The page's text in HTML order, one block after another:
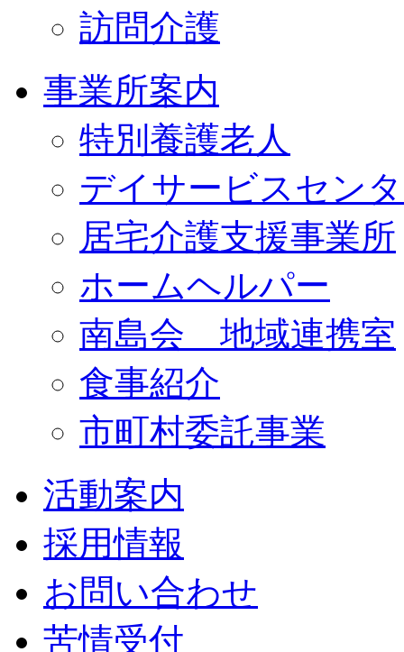
訪問介護
事業所案内
特別養護老人
デイサービスセン
居宅介護支援事業所
ホームヘルパー
南島会 地域連携室
食事紹介
市町村委託事業
活動案内
採用情報
お問い合わせ
苦情受付